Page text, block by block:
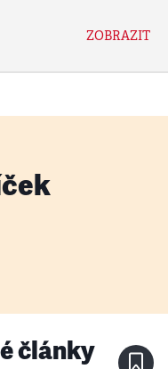
ZOBRAZIT
články